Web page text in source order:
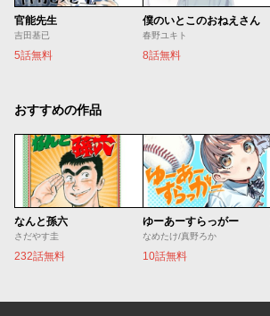
官能先生
吉田基已
5話無料
僕のいとこのおねえさん
春野ユキト
8話無料
おすすめの作品
なんと孫六
さだやす圭
232話無料
ゆーあーすらっがー
なめたけ/真野ろか
10話無料